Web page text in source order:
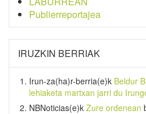
Publierreportajea
IRUZKIN BERRIAK
Irun-za(ha)r-berria(e)k Beldur
lehiaketa martxan jarri du
NBNoticias(e)k Zure ordenean